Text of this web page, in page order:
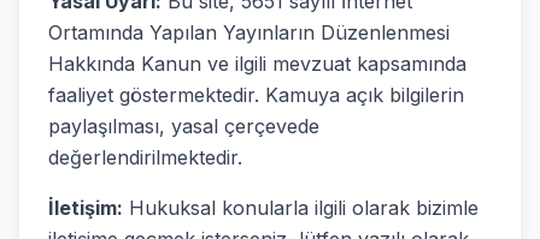
Ortamında Yapılan Yayınların Düzenlenmesi
Hakkında Kanun ve ilgili mevzuat kapsamında
faaliyet göstermektedir. Kamuya açık bilgilerin
paylaşılması, yasal çerçevede
değerlendirilmektedir.
İletişim: Hukuksal konularla ilgili olarak bizimle